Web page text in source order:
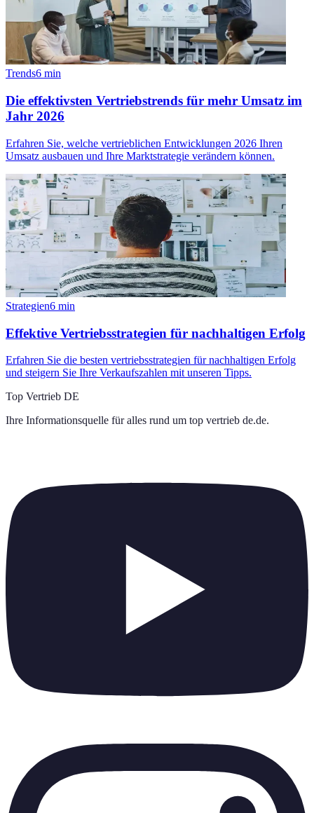
Trends6 min
Die effektivsten Vertriebstrends für mehr Umsatz im
Jahr 2026
Erfahren Sie, welche vertrieblichen Entwicklungen 2026 Ihren
Umsatz ausbauen und Ihre Marktstrategie verändern können.
Strategien6 min
Effektive Vertriebsstrategien für nachhaltigen Erfolg
Erfahren Sie die besten vertriebsstrategien für nachhaltigen Erfolg
und steigern Sie Ihre Verkaufszahlen mit unseren Tipps.
Top Vertrieb DE
Ihre Informationsquelle für alles rund um top vertrieb de.de.